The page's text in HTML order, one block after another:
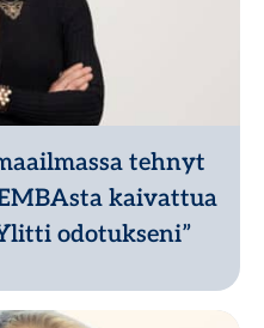
tehnyt
kaivattua
odotukseni”